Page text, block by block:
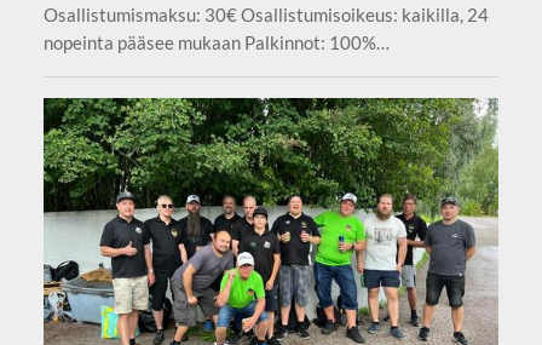
Osallistumismaksu: 30€ Osallistumisoikeus: kaikilla, 24
nopeinta pääsee mukaan Palkinnot: 100%…